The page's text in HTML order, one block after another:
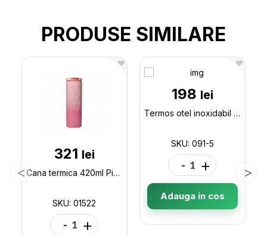
PRODUSE SIMILARE
321 lei
Cana termica 420ml Pink Heart Yes 707336 01522
SKU: 01522
- +
198 lei
Termos otel inoxidabil 450ml 091-5
SKU: 091-5
- +
Adauga in cos